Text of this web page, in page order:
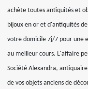
achète toutes antiquités et
bijoux en or et d'antiquités
votre domicile 7j/7 pour une
au meilleur cours. L'affaire
Société Alexandra,
de vos objets anciens de